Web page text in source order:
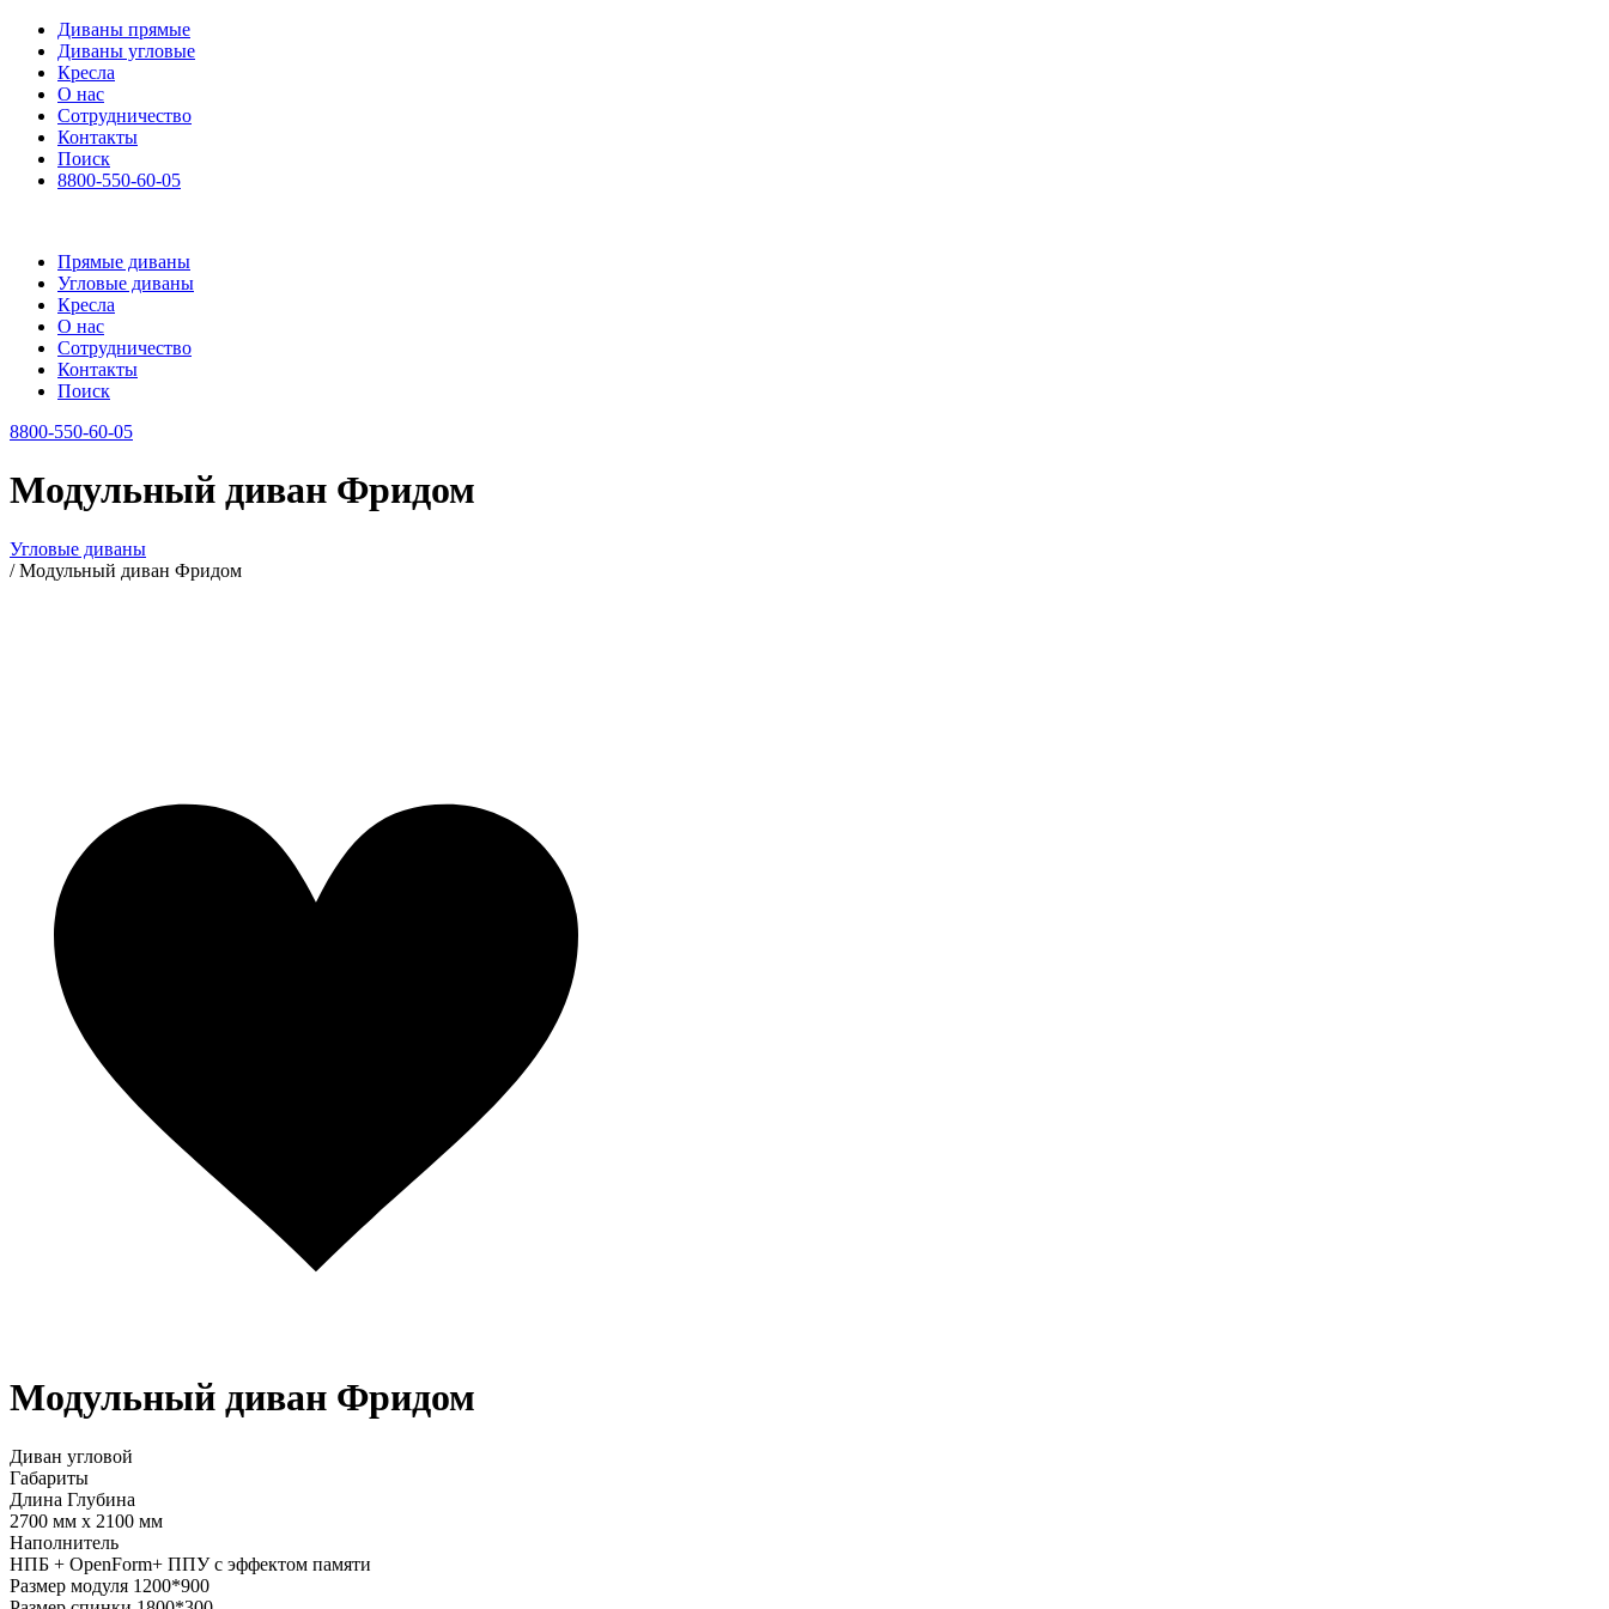
Диваны прямые
Диваны угловые
Кресла
О нас
Сотрудничество
Контакты
Поиск
8800-550-60-05
Прямые диваны
Угловые диваны
Кресла
О нас
Сотрудничество
Контакты
Поиск
8800-550-60-05
Модульный диван Фридом
Угловые диваны
/Модульный диван Фридом
Модульный диван Фридом
Диван угловой
Габариты
Длина Глубина
2700 мм x 2100 мм
Наполнитель
НПБ + OpenForm+ ППУ с эффектом памяти
Размер модуля 1200*900